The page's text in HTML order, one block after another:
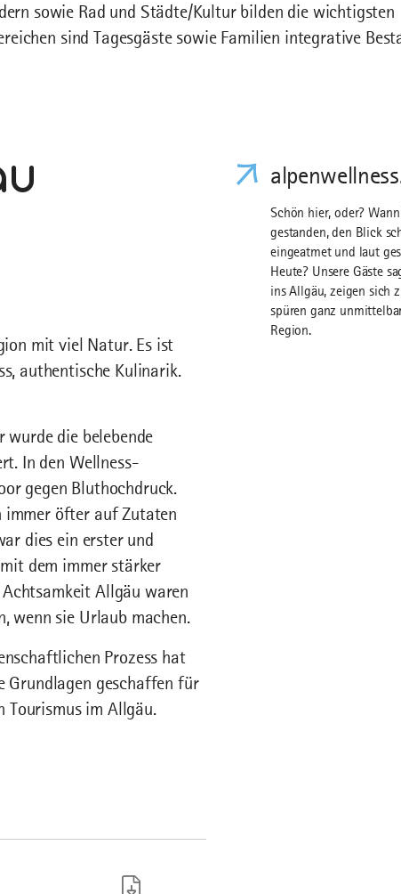
sowie Rad und Städte/Kultur bilden die wichtigsten
sind Tagesgäste sowie Familien integrative
mit viel Natur. Es ist
authentische Kulinarik.
die belebende
In den Wellness-
gegen Bluthochdruck.
immer öfter auf Zutaten
dies ein erster und
dem immer stärker
Allgäu waren
wenn sie Urlaub machen.
Prozess hat
Grundlagen geschaffen für
Tourismus im Allgäu.
Schön hier, oder?
gestanden, den Blick
eingeatmet und laut
Heute? Unsere Gäste
ins Allgäu, zeigen sich
spüren ganz
Region.